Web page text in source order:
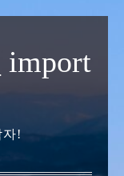
import
자!